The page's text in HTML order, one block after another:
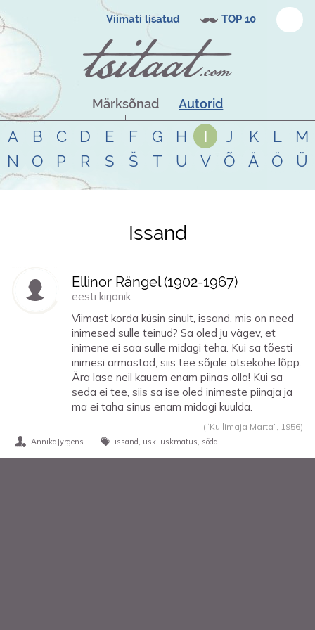
Viimati lisatud TOP 10
Märksõnad Autorid
A B C D E F G H I J K L
M
N
O P R S Š T U V Õ Ä Ö Ü
Tsitaadid teemalissand
Issand
Ellinor Rängel (1902-1967)
eesti kirjanik
Viimast korda küsin sinult, issand, mis on need
inimesed sulle teinud? Sa oled ju vägev, et
inimene ei saa sulle midagi teha. Kui sa tõesti
inimesi armastad, siis tee sõjale otsekohe lõpp.
Ära lase neil kauem enam piinas olla! Kui sa
seda ei tee, siis sa ise oled inimeste piinaja ja
ma ei taha sinus enam midagi kuulda.
(“Kullimaja Marta”, 1956)
AnnikaJyrgens issand usk uskmatus sõda